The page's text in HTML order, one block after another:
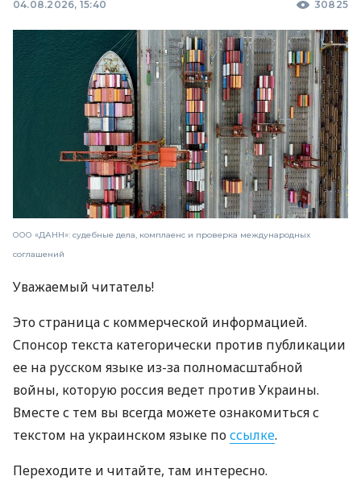
04.08.2026, 15:40 30825
ООО «ДАНН»: судебные дела, комплаенс и проверка международных
соглашений
Уважаемый читатель!
Это страница с коммерческой информацией.
Спонсор текста категорически против публикации
ее на русском языке из-за полномасштабной
войны, которую россия ведет против Украины.
Вместе с тем вы всегда можете ознакомиться с
текстом на украинском языке поссылке.
Переходите и читайте, там интересно.